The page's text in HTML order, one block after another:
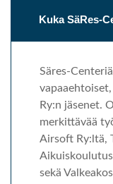
Kuka SäRes-
Säres-
Ry:n jäsenet.
merkittävää
Airsoft Ry:ltä,
sekä